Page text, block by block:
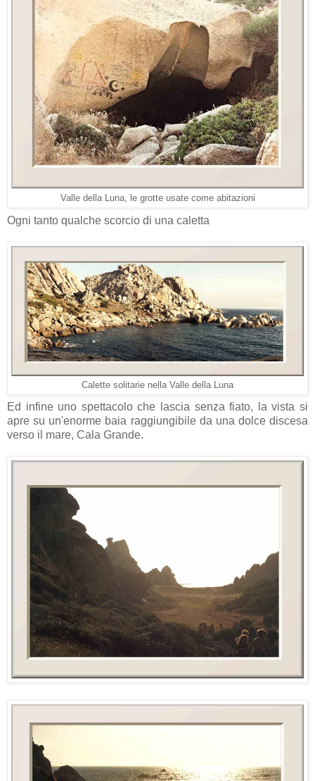
Valle della Luna, le grotte usate come abitazioni
Ogni tanto qualche scorcio di una caletta
Calette solitarie nella Valle della Luna
Ed infine uno spettacolo che lascia senza fiato, la vista si
apre su un'enorme baia raggiungibile da una dolce discesa
verso il mare, Cala Grande.